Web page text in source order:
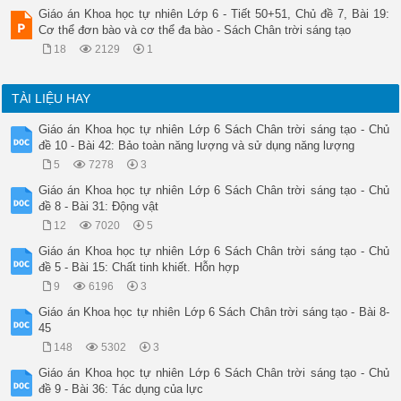
Giáo án Khoa học tự nhiên Lớp 6 - Tiết 50+51, Chủ đề 7, Bài 19:
Cơ thể đơn bào và cơ thể đa bào - Sách Chân trời sáng tạo
18 2129 1
TÀI LIỆU HAY
Giáo án Khoa học tự nhiên Lớp 6 Sách Chân trời sáng tạo - Chủ
đề 10 - Bài 42: Bảo toàn năng lượng và sử dụng năng lượng
5 7278 3
Giáo án Khoa học tự nhiên Lớp 6 Sách Chân trời sáng tạo - Chủ
đề 8 - Bài 31: Động vật
12 7020 5
Giáo án Khoa học tự nhiên Lớp 6 Sách Chân trời sáng tạo - Chủ
đề 5 - Bài 15: Chất tinh khiết. Hỗn hợp
9 6196 3
Giáo án Khoa học tự nhiên Lớp 6 Sách Chân trời sáng tạo - Bài 8-
45
148 5302 3
Giáo án Khoa học tự nhiên Lớp 6 Sách Chân trời sáng tạo - Chủ
đề 9 - Bài 36: Tác dụng của lực